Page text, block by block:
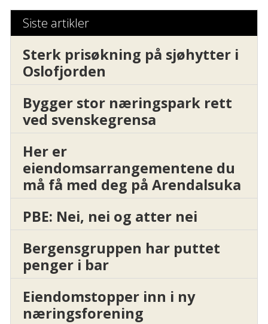
Siste artikler
Sterk prisøkning på sjøhytter i
Oslofjorden
Bygger stor næringspark rett
ved svenskegrensa
Her er
eiendomsarrangementene du
må få med deg på Arendalsuka
PBE: Nei, nei og atter nei
Bergensgruppen har puttet
penger i bar
Eiendomstopper inn i ny
næringsforening